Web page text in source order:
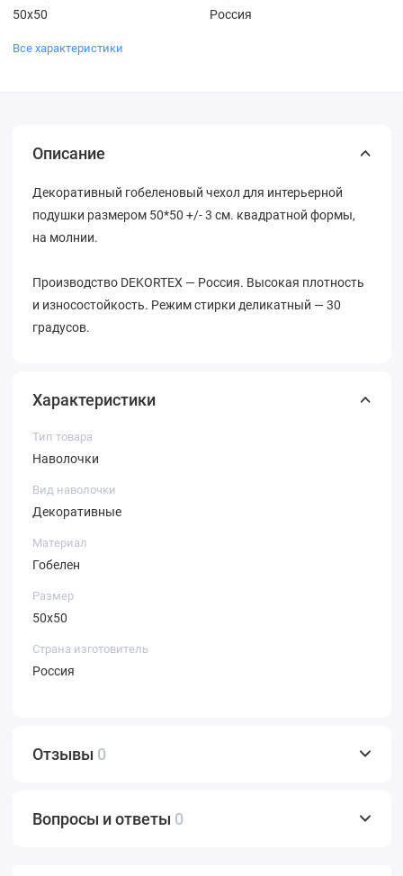
50х50 Россия
Все характеристики
Описание
Декоративный гобеленовый чехол для интерьерной
подушки размером 50*50 +/- 3 см. квадратной формы,
на молнии.
Производство DEKORTEX — Россия. Высокая плотность
и износостойкость. Режим стирки деликатный — 30
градусов.
Характеристики
Тип товара
Наволочки
Вид наволочки
Декоративные
Материал
Гобелен
Размер
50х50
Страна изготовитель
Россия
Отзывы 0
Вопросы и ответы 0